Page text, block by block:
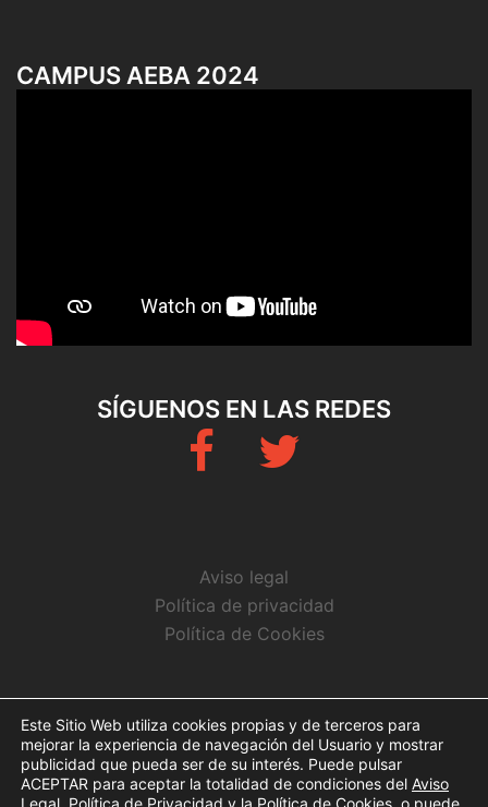
CAMPUS AEBA 2024
SÍGUENOS EN LAS REDES
Fb Twitter
Aviso legal
Política de privacidad
Política de Cookies
CONTACTO
info@arbitrosaeba.com
Este Sitio Web utiliza cookies propias y de terceros para
mejorar la experiencia de navegación del Usuario y mostrar
publicidad que pueda ser de su interés. Puede pulsar
ACEPTAR para aceptar la totalidad de condiciones del Aviso
Legal Política de Privacidad y la Política de Cookies , o puede